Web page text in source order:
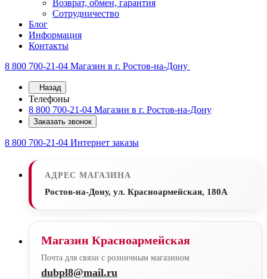
Возврат, обмен, гарантия
Сотрудничество
Блог
Информация
Контакты
8 800 700-21-04 Магазин в г. Ростов-на-Дону
Назад
Телефоны
8 800 700-21-04 Магазин в г. Ростов-на-Дону
Заказать звонок
8 800 700-21-04 Интернет заказы
АДРЕС МАГАЗИНА
Ростов-на-Дону, ул. Красноармейская, 180А
Магазин Красноармейская
Почта для связи с розничным магазином
dubpl8@mail.ru